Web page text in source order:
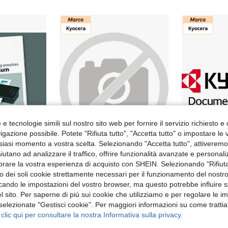
HP Plastificatrice
Magazzino EU -4% KYOCERA ECOSYS MA4500ifx Laser A4 1200 x 1200 DPI 45 ppm
18 left
1,427.54€ 1,487.73€
Magazzino EU
1,329.61€
e tecnologie simili sul nostro sito web per fornire il servizio richiesto e
possibile. Potete "Rifiuta tutto", "Accetta tutto" o impostare le
momento a vostra scelta. Selezionando "Accetta tutto",
ad analizzare il traffico, offrire funzionalità avanzate e
la vostra esperienza di acquisto con SHEIN. Selezionando
dei soli cookie strettamente necessari per il funzionamento del
le impostazioni del vostro browser, ma questo potrebbe influire
sito. Per saperne di più sui cookie che utilizziamo e per regolare le
"Gestisci cookie". Per maggiori informazioni su come
qui per consultare la nostra Informativa sulla privacy.